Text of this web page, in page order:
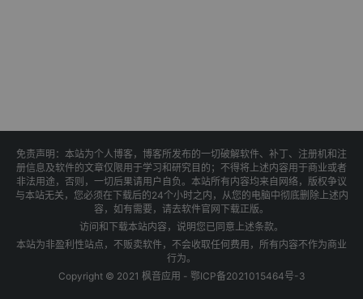
免责声明：本站为个人博客，博客所发布的一切破解软件、补丁、注册机和注
册信息及软件的文章仅限用于学习和研究目的；不得将上述内容用于商业或者
非法用途，否则，一切后果请用户自负。本站所有内容均来自网络，版权争议
与本站无关，您必须在下载后的24个小时之内，从您的电脑中彻底删除上述内
容，如有需要，请去软件官网下载正版。
访问和下载本站内容，说明您已同意上述条款。
本站为非盈利性站点，不贩卖软件，不会收取任何费用，所有内容不作为商业
行为。
Copyright © 2021 枫音应用 - 鄂ICP备2021015464号-3